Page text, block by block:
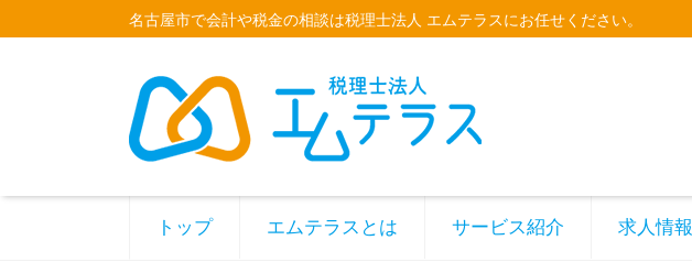
名古屋市で会計や税金の相談は税理士法人 エムテラスにお任せください。
トップ エムテラスとは サービス紹介 求人情報